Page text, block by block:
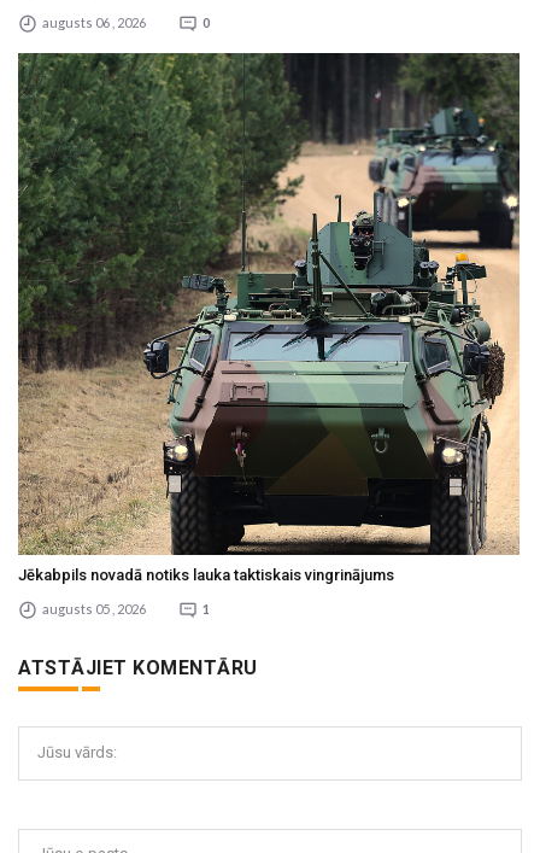
augusts 06 , 2026 0
Jēkabpils novadā notiks lauka taktiskais vingrinājums
augusts 05 , 2026 1
ATSTĀJIET KOMENTĀRU
Jūsu vārds: